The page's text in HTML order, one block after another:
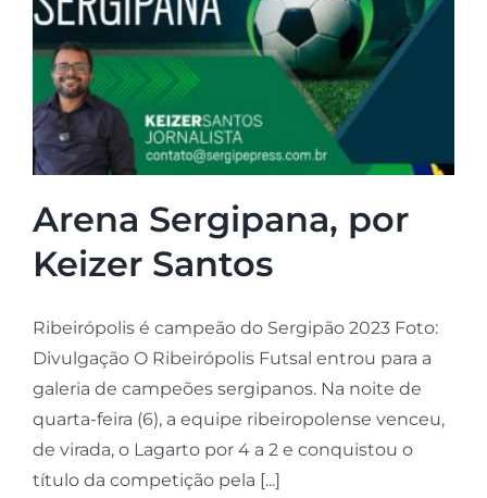
Arena Sergipana, por
Keizer Santos
Ribeirópolis é campeão do Sergipão 2023 Foto:
Divulgação O Ribeirópolis Futsal entrou para a
galeria de campeões sergipanos. Na noite de
quarta-feira (6), a equipe ribeiropolense venceu,
de virada, o Lagarto por 4 a 2 e conquistou o
título da competição pela [...]